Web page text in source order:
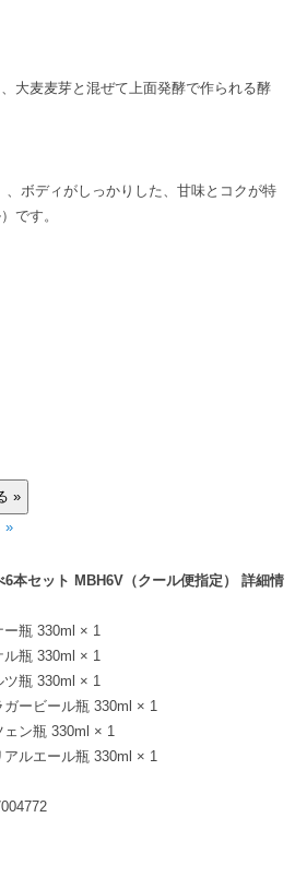
大麦麦芽と混ぜて上面発酵で作られる酵
、ボディがしっかりした、甘味とコクが特
です。
»
本セット MBH6V（クール便指定） 詳細情
ー瓶 330ml × 1
ル瓶 330ml × 1
ツ瓶 330ml × 1
ガービール瓶 330ml × 1
ェン瓶 330ml × 1
アルエール瓶 330ml × 1